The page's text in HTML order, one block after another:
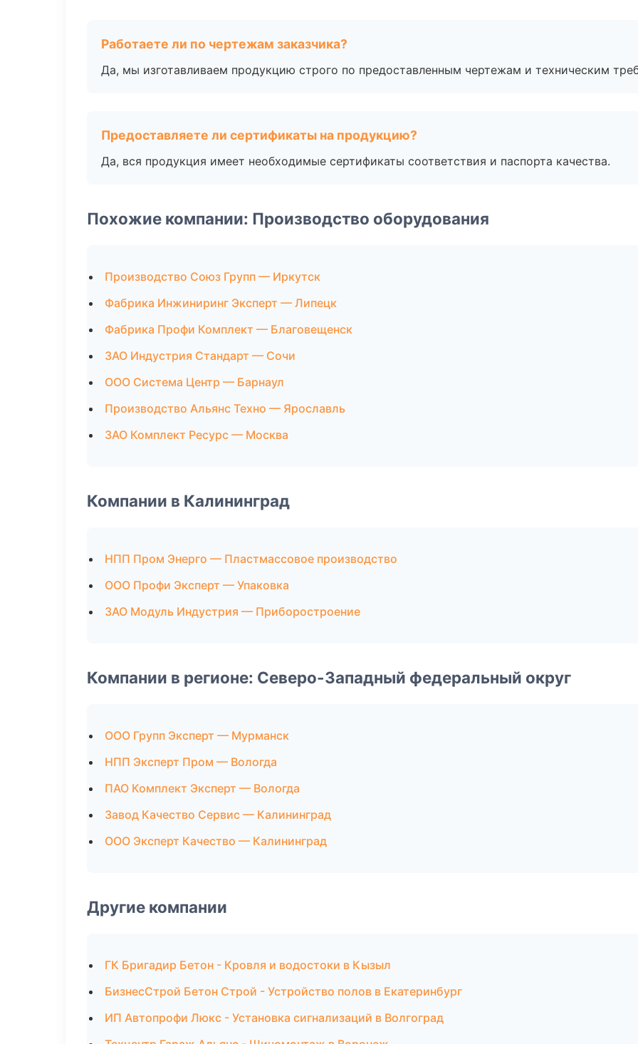
Работаете ли по чертежам заказчика?
Да, мы изготавливаем продукцию строго по предоставленным чертежам и техническим
Предоставляете ли сертификаты на продукцию?
Да, вся продукция имеет необходимые сертификаты соответствия и паспорта качества.
Похожие компании: Производство оборудования
Производство Союз Групп — Иркутск
Фабрика Инжиниринг Эксперт — Липецк
Фабрика Профи Комплект — Благовещенск
ЗАО Индустрия Стандарт — Сочи
ООО Система Центр — Барнаул
Производство Альянс Техно — Ярославль
ЗАО Комплект Ресурс — Москва
Компании в Калининград
НПП Пром Энерго — Пластмассовое производство
ООО Профи Эксперт — Упаковка
ЗАО Модуль Индустрия — Приборостроение
Компании в регионе: Северо-Западный федеральный округ
ООО Групп Эксперт — Мурманск
НПП Эксперт Пром — Вологда
ПАО Комплект Эксперт — Вологда
Завод Качество Сервис — Калининград
ООО Эксперт Качество — Калининград
Другие компании
ГК Бригадир Бетон - Кровля и водостоки в Кызыл
БизнесСтрой Бетон Строй - Устройство полов в Екатеринбург
ИП Автопрофи Люкс - Установка сигнализаций в Волгоград